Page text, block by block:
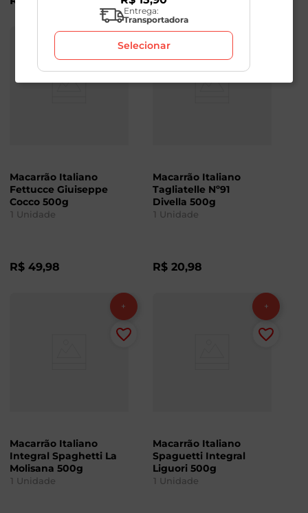
Macarrão Italiano
Fettucce Giuiseppe
Cocco 500g
1 Unidade
R$ 49,98
Macarrão Italiano
Tagliatelle Nº91
Divella 500g
1 Unidade
R$ 20,98
Macarrão Italiano
Integral Spaghetti La
Molisana 500g
1 Unidade
Macarrão Italiano
Spaguetti Integral
Liguori 500g
1 Unidade
Entrega:
Transportadora
Selecionar